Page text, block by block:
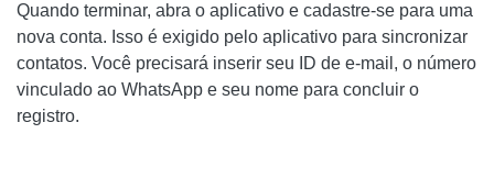
Quando terminar, abra o aplicativo e cadastre-se para uma
nova conta. Isso é exigido pelo aplicativo para sincronizar
contatos. Você precisará inserir seu ID de e-mail, o número
vinculado ao WhatsApp e seu nome para concluir o
registro.